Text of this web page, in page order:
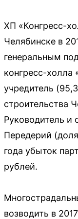
ХП «Конгресс-
Челябинске в
генеральным
конгресс-холла
учредитель
строительства
Руководитель и
Передерий
года убыток
рублей.
возводить в